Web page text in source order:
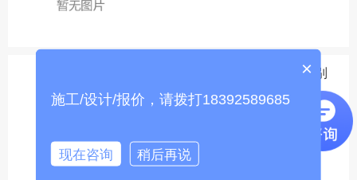
常见植物类外来入侵物种识别
2025-04-14
×
施工/设计/报价，请拨打18392589685
现在咨询 稍后再说